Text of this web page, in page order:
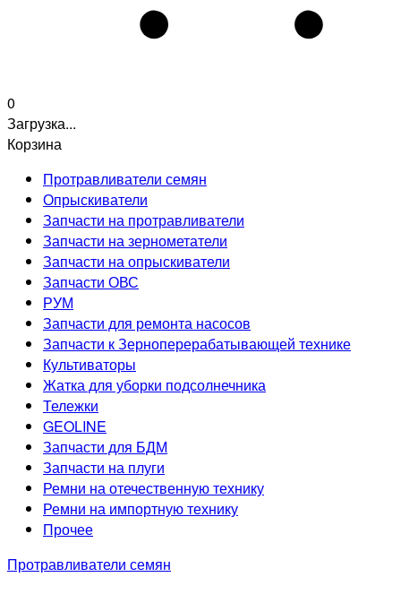
0
Загрузка...
Корзина
Протравливатели семян
Опрыскиватели
Запчасти на протравливатели
Запчасти на зернометатели
Запчасти на опрыскиватели
Запчасти ОВС
РУМ
Запчасти для ремонта насосов
Запчасти к Зерноперерабатывающей технике
Культиваторы
Жатка для уборки подсолнечника
Тележки
GEOLINE
Запчасти для БДМ
Запчасти на плуги
Ремни на отечественную технику
Ремни на импортную технику
Прочее
Протравливатели семян